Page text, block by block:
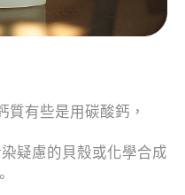
有些是用碳酸鈣，
疑慮的貝殼或化學合成